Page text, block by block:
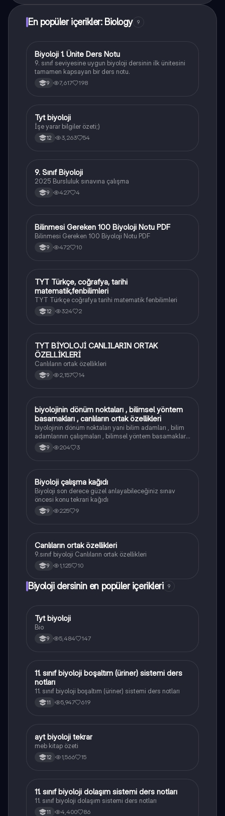
En popüler içerikler: Biology 9
Biyoloji
Biyoloji 1. Ünite Ders Notu
9. sınıf seviyesine uygun biyoloji dersinin ilk ünitesini
tamamen kapsayan bir ders notu.
9 7,617 198
Biyoloji
Tyt biyoloji
İşe yarar bilgiler özeti;)
12 3,263 54
Biyoloji
9. Sınıf Biyoloji
2025 Bursluluk sınavına çalışma
9 427 4
Biyoloji
Bilinmesi Gereken 100 Biyoloji Notu PDF
Bilinmesi Gereken 100 Biyoloji Notu PDF
9 472 10
Fizik
TYT Türkçe, coğrafya, tarihi
matematik,fenbilimleri
TYT Türkçe coğrafya tarihi matematik fenbilimleri
12 324 2
Biyoloji
TYT BİYOLOJİ CANLILARIN ORTAK
ÖZELLİKLERİ
Canlıların ortak özellikleri
9 2,157 14
Biyoloji
biyolojinin dönüm noktaları , bilimsel yöntem
basamakları , canlıların ortak özellikleri
biyolojinin dönüm noktaları yani bilim adamları , bilim
adamlarının çalışmaları , bilimsel yöntem basamakları ,
canlıların ortak özellikleri(hücresel
yapı,organizasyon,beslenme,enerji üretimi ve
9 204 3
Biyoloji
Biyoloji çalışma kağıdı
Biyoloji son derece güzel anlayabileceğiniz sınav
öncesi konu tekrari kağıdı
9 225 9
Biyoloji
Canlıların ortak özellikleri
9.sınıf biyoloji Canlıların ortak özellikleri
9 1,125 10
Biyoloji dersinin en popüler içerikleri 9
Biyoloji
Tyt biyoloji
Bio
9 5,484 147
Biyoloji
11. sınıf biyoloji boşaltım (üriner) sistemi ders
notları
11. sınıf biyoloji boşaltım (üriner) sistemi ders notları
11 5,947 619
Biyoloji
ayt biyoloji tekrar
meb kitap özeti
12 1,566 15
Biyoloji
11. sınıf biyoloji dolaşım sistemi ders notları
11. sınıf biyoloji dolaşım sistemi ders notları
11 4,400 86